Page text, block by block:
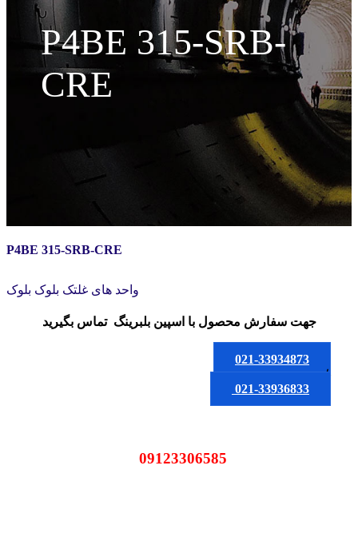
P4BE 315-SRB-
CRE
P4BE 315-SRB-CRE
واحد های غلتک بلوک بلوک
جهت سفارش محصولبا اسپین بلبرینگ تماس بگیرید
021-33934873
یا
021-33936833